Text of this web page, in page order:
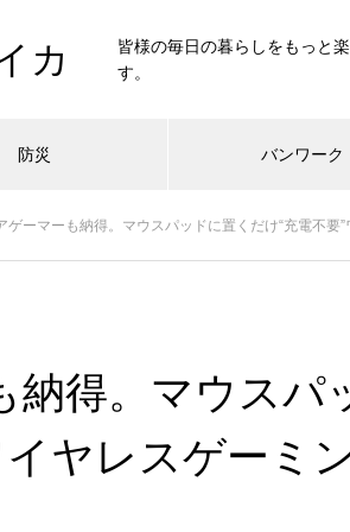
カ
皆様の毎日の暮らしをもっと
す。
防災 バンワーク
ゲーマーも納得。マウスパッドに置くだけ“充電不要
納得。マウスパ
イヤレスゲーミ